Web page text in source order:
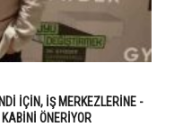
İÇİN, İŞ MERKEZLERİNE -
ÖNERİYOR